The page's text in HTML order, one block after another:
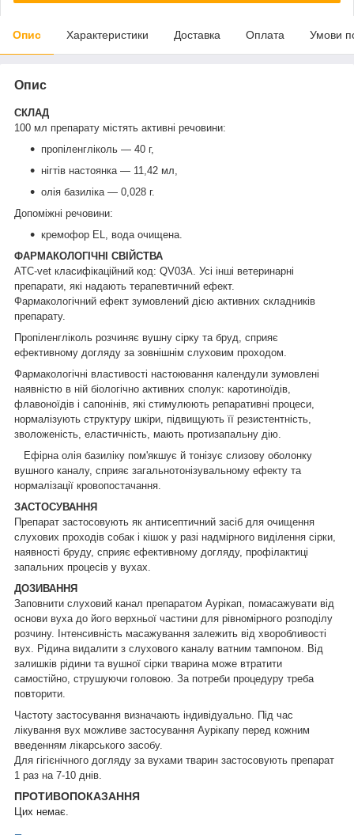
Опис Характеристики Доставка Оплата Умови
Опис
СКЛАД
100 мл препарату містять активні речовини:
пропіленгліколь — 40 г,
нігтів настоянка — 11,42 мл,
олія базиліка — 0,028 г.
Допоміжні речовини:
кремофор EL, вода очищена.
ФАРМАКОЛОГІЧНІ СВІЙСТВА
ATC-vet класифікаційний код: QV03A. Усі інші ветеринарні
препарати, які надають терапевтичний ефект.
Фармакологічний ефект зумовлений дією активних складників
препарату.
Пропіленгліколь розчиняє вушну сірку та бруд, сприяє
ефективному догляду за зовнішнім слуховим проходом.
Фармакологічні властивості настоювання календули зумовлені
наявністю в ній біологічно активних сполук: каротиноїдів,
флавоноїдів і сапонінів, які стимулюють репаративні процеси,
нормалізують структуру шкіри, підвищують її резистентність,
зволоженість, еластичність, мають протизапальну дію.
Ефірна олія базиліку пом'якшує й тонізує слизову оболонку
вушного каналу, сприяє загальнотонізувальному ефекту та
нормалізації кровопостачання.
ЗАСТОСУВАННЯ
Препарат застосовують як антисептичний засіб для очищення
слухових проходів собак і кішок у разі надмірного виділення сірки,
наявності бруду, сприяє ефективному догляду, профілактиці
запальних процесів у вухах.
ДОЗИВАННЯ
Заповнити слуховий канал препаратом Аурікап, помасажувати від
основи вуха до його верхньої частини для рівномірного розподілу
розчину. Інтенсивність масажування залежить від хворобливості
вух. Рідина видалити з слухового каналу ватним тампоном. Від
залишків рідини та вушної сірки тварина може втратити
самостійно, струшуючи головою. За потреби процедуру треба
повторити.
Частоту застосування визначають індивідуально. Під час
лікування вух можливе застосування Аурікапу перед кожним
введенням лікарського засобу.
Для гігієнічного догляду за вухами тварин застосовують препарат
1 раз на 7-10 днів.
ПРОТИВОПОКАЗАННЯ
Цих немає.